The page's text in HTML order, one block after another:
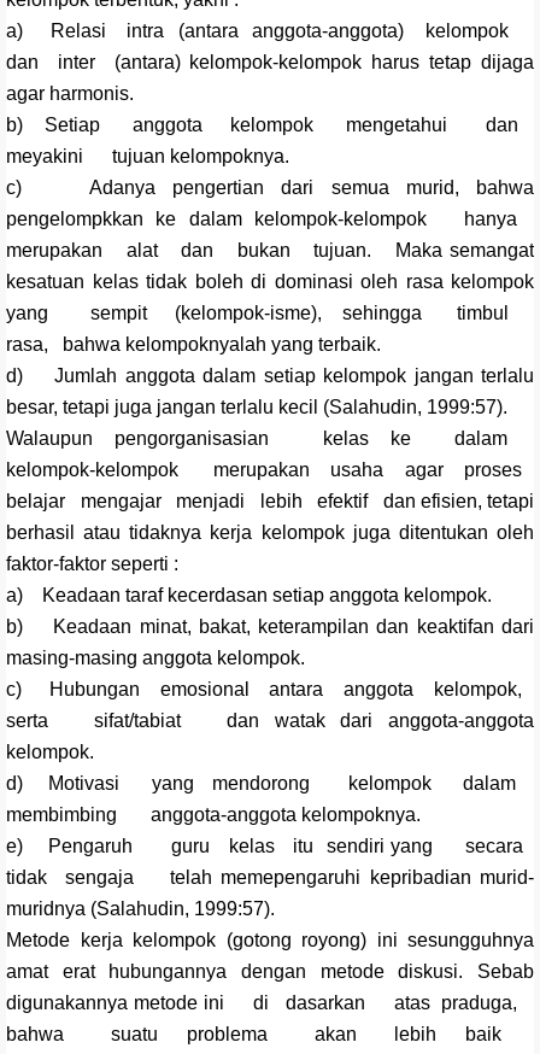
a) Relasi intra (antara anggota-anggota) kelompok
dan inter (antara) kelompok-kelompok harus tetap dijaga
agar harmonis.
b) Setiap anggota kelompok mengetahui dan
meyakini tujuan kelompoknya.
c) Adanya pengertian dari semua murid, bahwa
pengelompkkan ke dalam kelompok-kelompok hanya
merupakan alat dan bukan tujuan. Maka semangat
kesatuan kelas tidak boleh di dominasi oleh rasa kelompok
yang sempit (kelompok-isme), sehingga timbul
rasa, bahwa kelompoknyalah yang terbaik.
d) Jumlah anggota dalam setiap kelompok jangan terlalu
besar, tetapi juga jangan terlalu kecil (Salahudin, 1999:57).
Walaupun pengorganisasian kelas ke dalam
kelompok-kelompok merupakan usaha agar proses
belajar mengajar menjadi lebih efektif dan efisien, tetapi
berhasil atau tidaknya kerja kelompok juga ditentukan oleh
faktor-faktor seperti :
a) Keadaan taraf kecerdasan setiap anggota kelompok.
b) Keadaan minat, bakat, keterampilan dan keaktifan dari
masing-masing anggota kelompok.
c) Hubungan emosional antara anggota kelompok,
serta sifat/tabiat dan watak dari anggota-anggota
kelompok.
d) Motivasi yang mendorong kelompok dalam
membimbing anggota-anggota kelompoknya.
e) Pengaruh guru kelas itu sendiri yang secara
tidak sengaja telah memepengaruhi kepribadian murid-
muridnya (Salahudin, 1999:57).
Metode kerja kelompok (gotong royong) ini sesungguhnya
amat erat hubungannya dengan metode diskusi. Sebab
digunakannya metode ini di dasarkan atas praduga,
bahwa suatu problema akan lebih baik